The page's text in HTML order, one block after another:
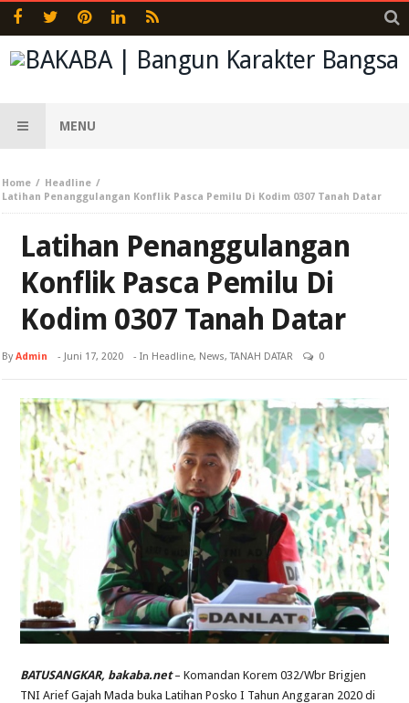
MENU
Home
Headline
Latihan Penanggulangan Konflik Pasca Pemilu Di Kodim 0307 Tanah Datar
Latihan Penanggulangan
Konflik Pasca Pemilu Di
Kodim 0307 Tanah Datar
ByAdmin - Juni 17, 2020 - In Headline, News,TANAH DATAR 0
BATUSANGKAR, bakaba.net– Komandan Korem 032/Wbr Brigjen
TNI Arief Gajah Mada buka Latihan Posko I Tahun Anggaran 2020 di